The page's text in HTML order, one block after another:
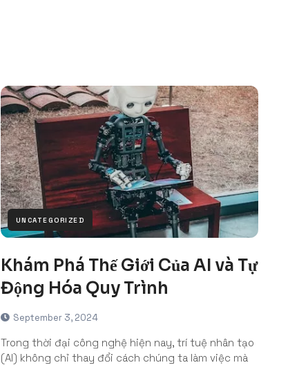
UNCATEGORIZED
Khám Phá Thế Giới Của AI và Tự
Động Hóa Quy Trình
September 3, 2024
Trong thời đại công nghệ hiện nay, trí tuệ nhân tạo
(AI) không chỉ thay đổi cách chúng ta làm việc mà